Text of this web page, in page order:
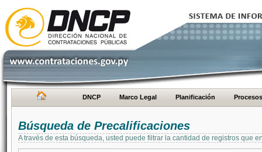
DNCP Marco Legal Planificación Procesos
Búsqueda de Precalificaciones
A través de esta búsqueda, usted puede filtrar la cantidad de registros que